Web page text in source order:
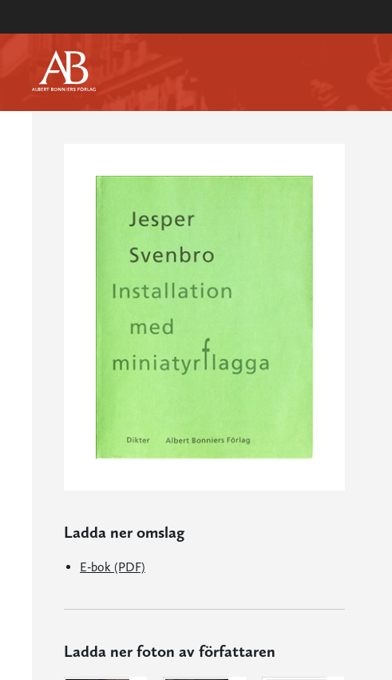
Ladda ner omslag
E-bok (PDF)
Ladda ner foton av författaren